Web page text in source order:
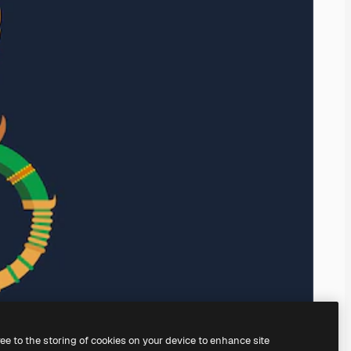
to the storing of cookies on your device to enhance site